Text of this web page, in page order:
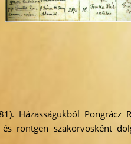
Házasságukból Pongrácz
röntgen szakorvosként